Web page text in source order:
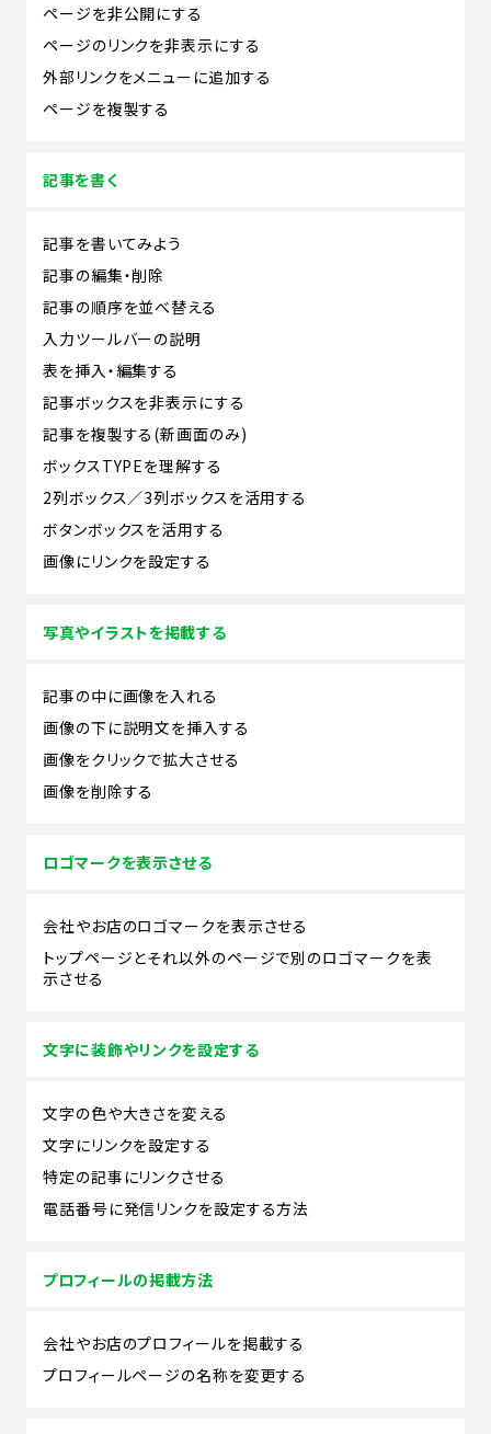
ページを非公開にする
ページのリンクを非表示にする
外部リンクをメニューに追加する
ページを複製する
記事を書く
記事を書いてみよう
記事の編集・削除
記事の順序を並べ替える
入力ツールバーの説明
表を挿入・編集する
記事ボックスを非表示にする
記事を複製する(新画面のみ)
ボックスTYPEを理解する
2列ボックス／3列ボックスを活用する
ボタンボックスを活用する
画像にリンクを設定する
写真やイラストを掲載する
記事の中に画像を入れる
画像の下に説明文を挿入する
画像をクリックで拡大させる
画像を削除する
ロゴマークを表示させる
会社やお店のロゴマークを表示させる
トップページとそれ以外のページで別のロゴマークを表
示させる
文字に装飾やリンクを設定する
文字の色や大きさを変える
文字にリンクを設定する
特定の記事にリンクさせる
電話番号に発信リンクを設定する方法
プロフィールの掲載方法
会社やお店のプロフィールを掲載する
プロフィールページの名称を変更する